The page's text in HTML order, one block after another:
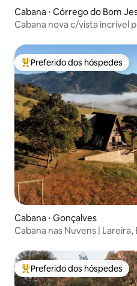
Cabana ⋅ Córrego do Bom
Cabana nova c/vista incrível
Entre os melhores preferidos
Preferido dos hóspedes
Cabana ⋅ Gonçalves
Cabana nas Nuvens | Lareira,
Entre os melhores preferidos
Preferido dos hóspedes